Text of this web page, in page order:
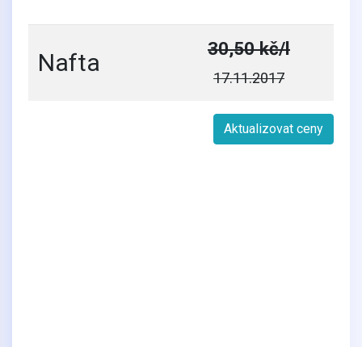
Nafta 30,50 kč/l
17.11.2017
Aktualizovat ceny